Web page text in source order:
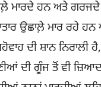
ਮਾਰਦੇ ਹਨ ਅਤੇ
ਉਛਾਲ਼ੇ ਮਾਰ ਰਹੇ ਹਨ
ਦੀ ਸ਼ਾਨ ਨਿਰਾਲੀ ਹੈ,
ਦੀ ਗੂੰਜ ਤੋਂ ਵੀ